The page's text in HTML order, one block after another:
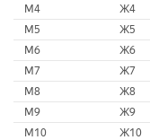
M4
Ж4
M5
Ж5
M6
Ж6
M7
Ж7
M8
Ж8
M9
Ж9
M10
Ж10